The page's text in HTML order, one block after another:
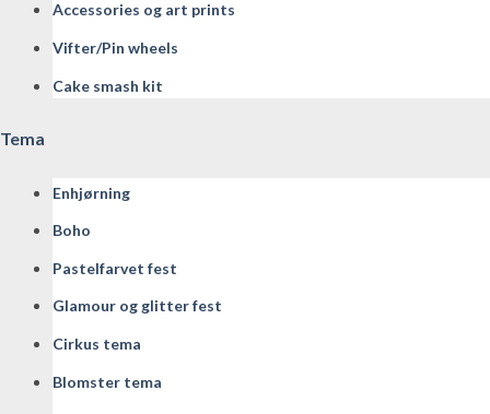
Accessories og art prints
Vifter/Pin wheels
Cake smash kit
Tema
Enhjørning
Boho
Pastelfarvet fest
Glamour og glitter fest
Cirkus tema
Blomster tema